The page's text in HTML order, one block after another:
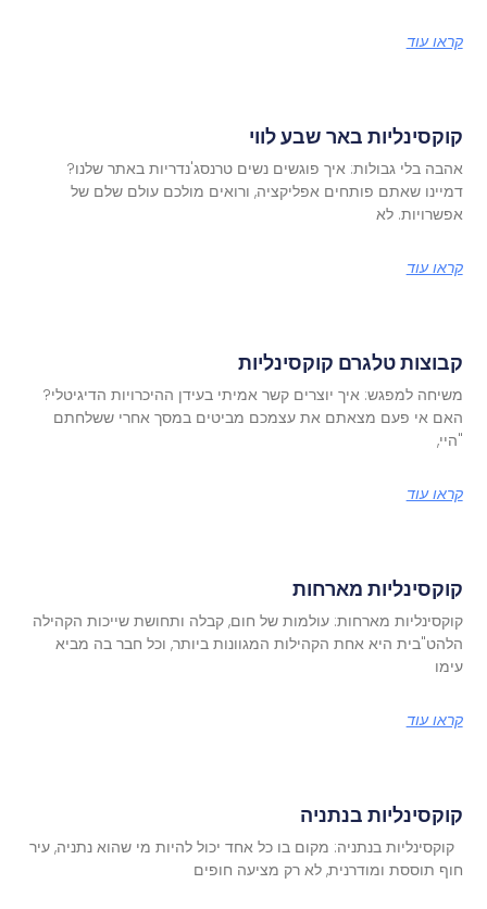
קראו עוד
קוקסינליות באר שבע לווי
אהבה בלי גבולות: איך פוגשים נשים טרנסג'נדריות באתר שלנו?
דמיינו שאתם פותחים אפליקציה, ורואים מולכם עולם שלם של
אפשרויות. לא
קראו עוד
קבוצות טלגרם קוקסינליות
משיחה למפגש: איך יוצרים קשר אמיתי בעידן ההיכרויות הדיגיטלי?
האם אי פעם מצאתם את עצמכם מביטים במסך אחרי ששלחתם
"היי,
קראו עוד
קוקסינליות מארחות
קוקסינליות מארחות: עולמות של חום, קבלה ותחושת שייכות הקהילה
הלהט"בית היא אחת הקהילות המגוונות ביותר, וכל חבר בה מביא
עימו
קראו עוד
קוקסינליות בנתניה
קוקסינליות בנתניה: מקום בו כל אחד יכול להיות מי שהוא נתניה, עיר
חוף תוססת ומודרנית, לא רק מציעה חופים